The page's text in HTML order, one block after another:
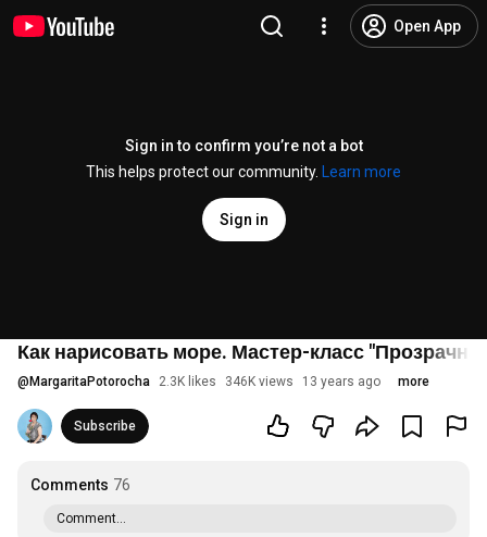
Open App
Sign in to confirm you’re not a bot
This helps protect our community.
Learn more
Sign in
Как нарисовать море. Мастер-класс
@ MargaritaPotorocha 2.3K likes 346K views 13 years ago more
Subscribe
Comments 76
Comment...